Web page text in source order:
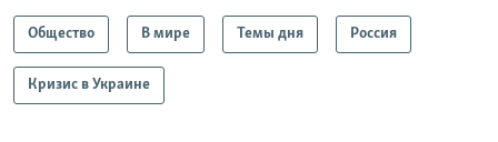
Общество В мире Темы дня Россия
Кризис в Украине